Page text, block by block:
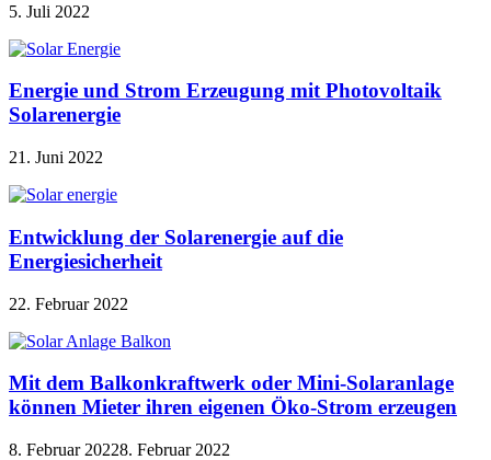
5. Juli 2022
Energie und Strom Erzeugung mit Photovoltaik
Solarenergie
21. Juni 2022
Entwicklung der Solarenergie auf die
Energiesicherheit
22. Februar 2022
Mit dem Balkonkraftwerk oder Mini-Solaranlage
können Mieter ihren eigenen Öko-Strom erzeugen
8. Februar 20228. Februar 2022